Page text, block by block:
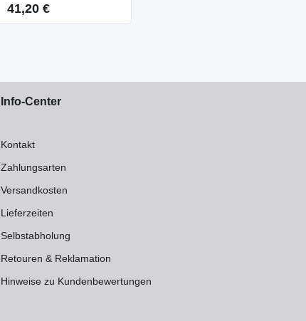
Regulärer Preis:
41,20 €
Info-Center
Kontakt
Zahlungsarten
Versandkosten
Lieferzeiten
Selbstabholung
Retouren & Reklamation
Hinweise zu Kundenbewertungen